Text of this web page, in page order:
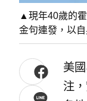
▲現年40歲的
金句連發，以
美
注